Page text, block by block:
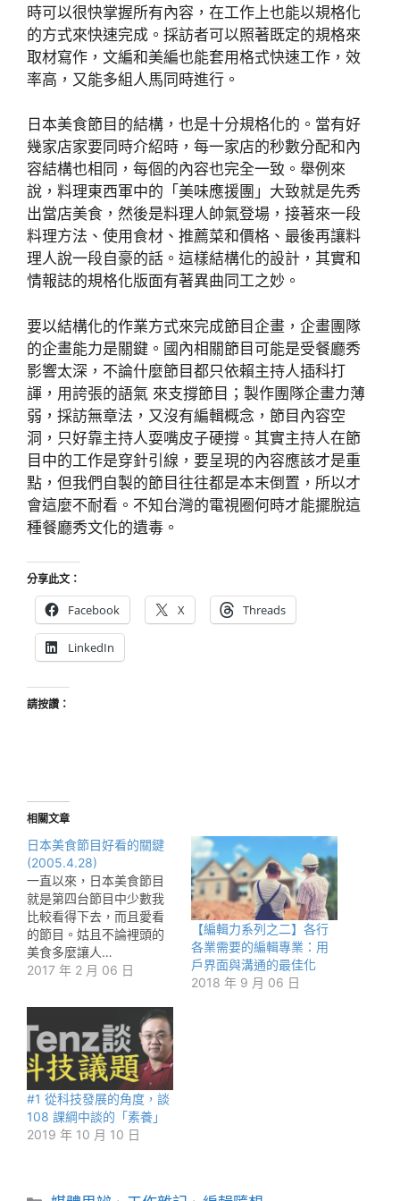
時可以很快掌握所有內容，在工作上也能以規格化
的方式來快速完成。採訪者可以照著既定的規格來
取材寫作，文編和美編也能套用格式快速工作，效
率高，又能多組人馬同時進行。
日本美食節目的結構，也是十分規格化的。當有好
幾家店家要同時介紹時，每一家店的秒數分配和內
容結構也相同，每個的內容也完全一致。舉例來
說，料理東西軍中的「美味應援團」大致就是先秀
出當店美食，然後是料理人帥氣登場，接著來一段
料理方法、使用食材、推薦菜和價格、最後再讓料
理人說一段自豪的話。這樣結構化的設計，其實和
情報誌的規格化版面有著異曲同工之妙。
要以結構化的作業方式來完成節目企畫，企畫團隊
的企畫能力是關鍵。國內相關節目可能是受餐廳秀
影響太深，不論什麼節目都只依賴主持人插科打
諢，用誇張的語氣 來支撐節目；製作團隊企畫力薄
弱，採訪無章法，又沒有編輯概念，節目內容空
洞，只好靠主持人耍嘴皮子硬撐。其實主持人在節
目中的工作是穿針引線，要呈現的內容應該才是重
點，但我們自製的節目往往都是本末倒置，所以才
會這麼不耐看。不知台灣的電視圈何時才能擺脫這
種餐廳秀文化的遺毒。
分享此文：
Facebook X Threads
LinkedIn
請按讚：
相關文章
日本美食節目好看的關鍵
(2005.4.28)
一直以來，日本美食節目
就是第四台節目中少數我
比較看得下去，而且愛看
的節目。姑且不論裡頭的
美食多麼讓人…
2017 年 2 月 06 日
【編輯力系列之二】各行
各業需要的編輯專業：用
戶界面與溝通的最佳化
2018 年 9 月 06 日
#1 從科技發展的角度，談
108 課綱中談的「素養」
2019 年 10 月 10 日